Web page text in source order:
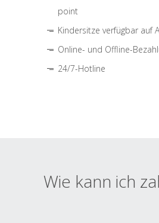
point
Kindersitze verfügbar auf
Online- und Offline-
24/7-Hotline
Wie kann ich